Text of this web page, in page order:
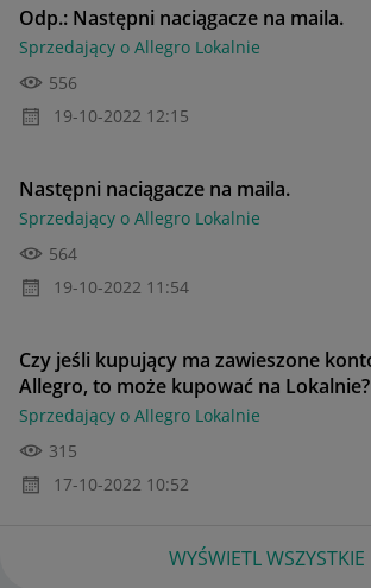
Odp.: Następni naciągacze na maila.
Sprzedający o Allegro Lokalnie
556
‎19-10-2022 12:15
Następni naciągacze na maila.
Sprzedający o Allegro Lokalnie
564
‎19-10-2022 11:54
Czy jeśli kupujący ma zawieszone
Allegro, to może kupować na Lokalnie?
Sprzedający o Allegro Lokalnie
315
‎17-10-2022 10:52
WYŚWIETL WSZYSTKIE